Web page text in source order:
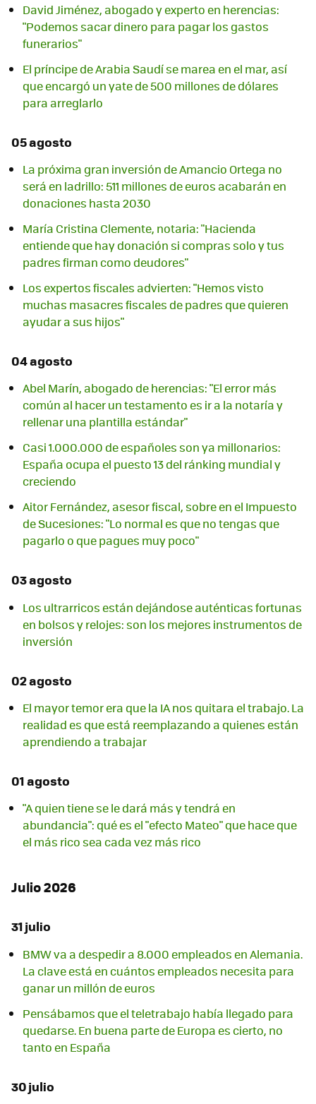
David Jiménez, abogado y experto en herencias:
"Podemos sacar dinero para pagar los gastos
funerarios"
El príncipe de Arabia Saudí se marea en el mar, así
que encargó un yate de 500 millones de dólares
para arreglarlo
05 agosto
La próxima gran inversión de Amancio Ortega no
será en ladrillo: 511 millones de euros acabarán en
donaciones hasta 2030
María Cristina Clemente, notaria: "Hacienda
entiende que hay donación si compras solo y tus
padres firman como deudores"
Los expertos fiscales advierten: "Hemos visto
muchas masacres fiscales de padres que quieren
ayudar a sus hijos"
04 agosto
Abel Marín, abogado de herencias: "El error más
común al hacer un testamento es ir a la notaría y
rellenar una plantilla estándar"
Casi 1.000.000 de españoles son ya millonarios:
España ocupa el puesto 13 del ránking mundial y
creciendo
Aitor Fernández, asesor fiscal, sobre en el Impuesto
de Sucesiones: "Lo normal es que no tengas que
pagarlo o que pagues muy poco"
03 agosto
Los ultrarricos están dejándose auténticas fortunas
en bolsos y relojes: son los mejores instrumentos de
inversión
02 agosto
El mayor temor era que la IA nos quitara el trabajo. La
realidad es que está reemplazando a quienes están
aprendiendo a trabajar
01 agosto
"A quien tiene se le dará más y tendrá en
abundancia": qué es el "efecto Mateo" que hace que
el más rico sea cada vez más rico
Julio 2026
31 julio
BMW va a despedir a 8.000 empleados en Alemania.
La clave está en cuántos empleados necesita para
ganar un millón de euros
Pensábamos que el teletrabajo había llegado para
quedarse. En buena parte de Europa es cierto, no
tanto en España
30 julio